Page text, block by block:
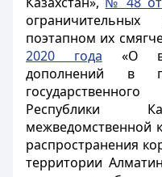
поэтапном их
2020 года «О
дополнений в
Республики
межведомственной
распространения
территории